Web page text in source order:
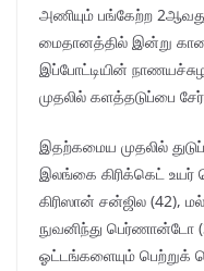
அணியும் பங்கேற்ற
மைதானத்தில் இன்று
இப்போட்டியின்
முதலில் களத்தடுப்பை
இதற்கமைய முதலில்
இலங்கை கிரிக்கெட்
கிரிஸான் சன்ஜில (42),
நுவனிந்து பெர்ணான்டோ
ஓட்டங்களையும் பெற்றுக்